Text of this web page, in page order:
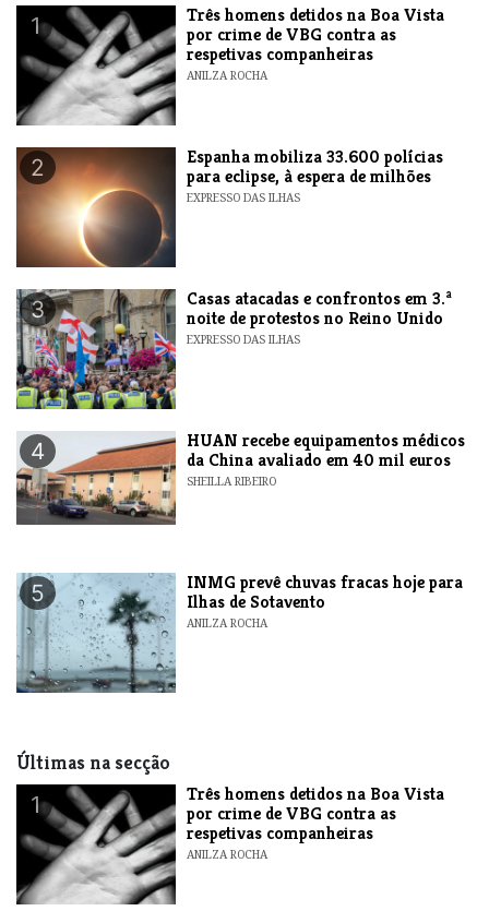
1
Três homens detidos na Boa Vista
por crime de VBG contra as
respetivas companheiras
ANILZA ROCHA
2
Espanha mobiliza 33.600 polícias
para eclipse, à espera de milhões
EXPRESSO DAS ILHAS
3
Casas atacadas e confrontos em 3.ª
noite de protestos no Reino Unido
EXPRESSO DAS ILHAS
4
HUAN recebe equipamentos médicos
da China avaliado em 40 mil euros
SHEILLA RIBEIRO
5
INMG prevê chuvas fracas hoje para
Ilhas de Sotavento
ANILZA ROCHA
Últimas na secção
1
Três homens detidos na Boa Vista
por crime de VBG contra as
respetivas companheiras
ANILZA ROCHA